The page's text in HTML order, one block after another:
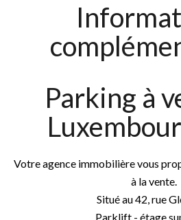
Parking à
Votre agence immobilière vous
à la vente.
Situé au 42, rue
Parklift - étage